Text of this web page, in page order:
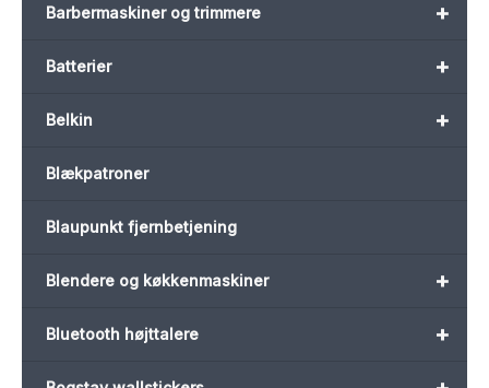
+
Barbermaskiner og trimmere
+
Batterier
+
Belkin
Blækpatroner
Blaupunkt fjernbetjening
+
Blendere og køkkenmaskiner
+
Bluetooth højttalere